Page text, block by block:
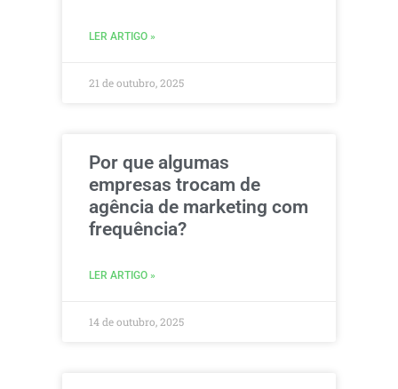
LER ARTIGO »
21 de outubro, 2025
Por que algumas
empresas trocam de
agência de marketing com
frequência?
LER ARTIGO »
14 de outubro, 2025